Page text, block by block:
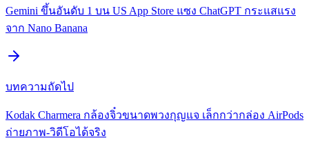
Gemini ขึ้นอันดับ 1 บน US App Store แซง ChatGPT กระแสแรง
จาก Nano Banana
บทความถัดไป
Kodak Charmera กล้องจิ๋วขนาดพวงกุญแจ เล็กกว่ากล่อง AirPods
ถ่ายภาพ-วิดีโอได้จริง